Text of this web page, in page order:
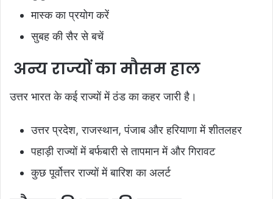
मास्क का प्रयोग करें
सुबह की सैर से बचें
अन्य राज्यों का मौसम हाल
उत्तर भारत के कई राज्यों में ठंड का कहर जारी है।
उत्तर प्रदेश, राजस्थान, पंजाब और हरियाणा में शीतलहर
पहाड़ी राज्यों में बर्फबारी से तापमान में और गिरावट
कुछ पूर्वोत्तर राज्यों में बारिश का अलर्ट